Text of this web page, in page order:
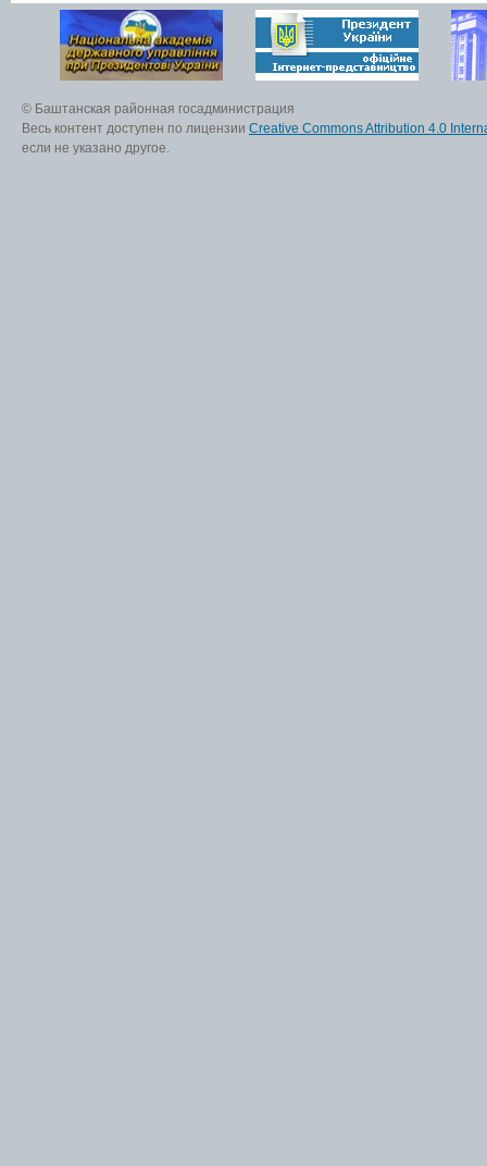
© Баштанская районная госадминистрация
Весь контент доступен по лицензии Creative Commons Attribution 4.0
если не указано другое.